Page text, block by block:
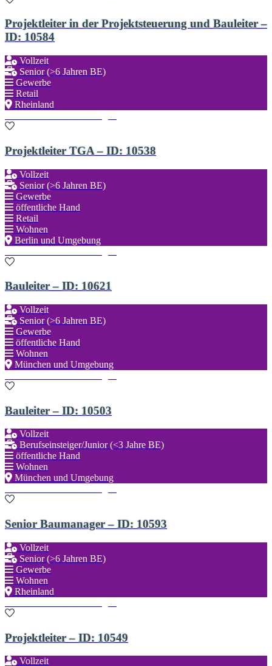
Projektleiter in der Projektsteuerung und Bauleiter –
ID: 10584
Vollzeit
Senior (>6 Jahren BE)
Gewerbe
Retail
Rheinland
Projektleiter TGA – ID: 10538
Vollzeit
Senior (>6 Jahren BE)
Gewerbe
öffentliche Hand
Retail
Wohnen
Berlin und Umgebung
Bauleiter – ID: 10621
Vollzeit
Senior (>6 Jahren BE)
Gewerbe
öffentliche Hand
Wohnen
München und Umgebung
Bauleiter – ID: 10503
Vollzeit
Berufseinsteiger/Junior (<3 Jahre BE)
öffentliche Hand
Wohnen
München und Umgebung
Senior Baumanager – ID: 10593
Vollzeit
Senior (>6 Jahren BE)
Gewerbe
Wohnen
Rheinland
Projektleiter – ID: 10549
Vollzeit